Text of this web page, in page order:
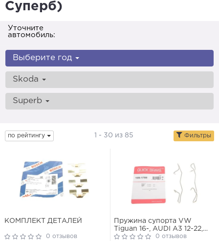
Суперб)
Уточните
автомобиль:
Выберите год
Skoda
Superb
по рейтингу 1 - 30 из 85 Фильтры
КОМПЛЕКТ ДЕТАЛЕЙ
0 отзывов
Пружина супорта VW
Tiguan 16-, AUDI A3 12-22,
SKODA Karoq 17-, TOYOTA
0 отзывов